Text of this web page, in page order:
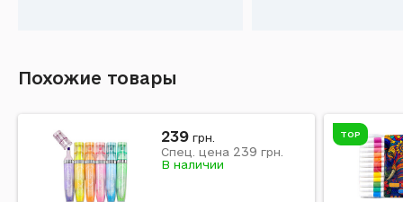
Похожие товары
239 грн.
Спец. цена 239 грн.
В наличии
TOP